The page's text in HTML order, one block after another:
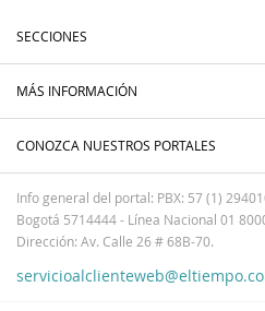
SECCIONES
MÁS INFORMACIÓN
CONOZCA NUESTROS PORTALES
Info general del portal: PBX: 57 (1)
Bogotá 5714444 - Línea Nacional 01
Dirección: Av. Calle 26 # 68B-70.